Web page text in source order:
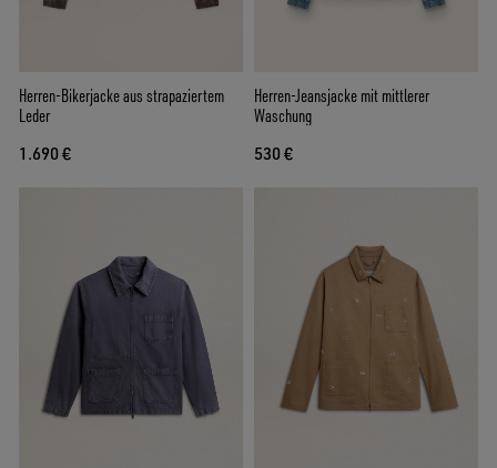
Herren-Bikerjacke aus strapaziertem
Leder
1.690 €
Herren-Jeansjacke mit mittlerer
Waschung
530 €